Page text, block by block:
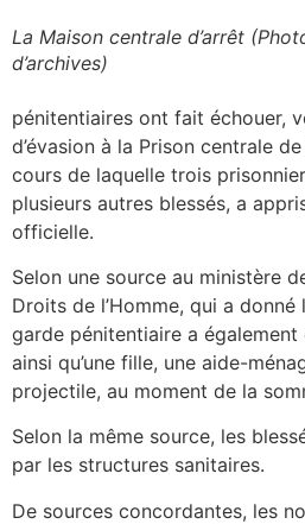
La Maison centrale d’arrêt
d’archives)
pénitentiaires ont fait échouer,
d’évasion à la Prison centrale
cours de laquelle trois
plusieurs autres blessés, a
officielle.
Selon une source au ministère
Droits de l’Homme, qui a
garde pénitentiaire a
ainsi qu’une fille, une aide-
projectile, au moment de la
Selon la même source, les
par les structures sanitaires.
De sources concordantes, les